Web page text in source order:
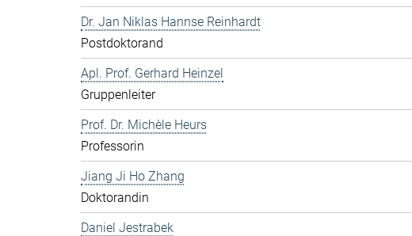
Dr. Jan Niklas Hannse Reinhardt
Postdoktorand
Apl. Prof. Gerhard Heinzel
Gruppenleiter
Prof. Dr. Michèle Heurs
Professorin
Jiang Ji Ho Zhang
Doktorandin
Daniel Jestrabek